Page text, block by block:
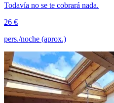
Todavía no se te cobrará nada.
26 €
pers./noche (aprox.)